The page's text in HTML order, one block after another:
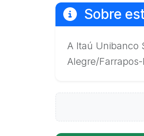
Sobre
A Itaú Unibanco
Alegre/